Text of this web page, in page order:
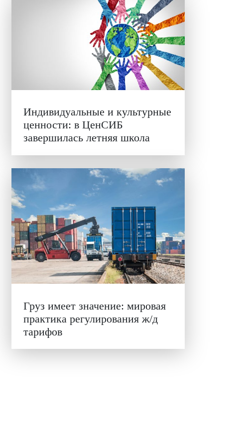
а
и сам
и
в сам
его
не
Иллюзия безопасности:
исследовали влияние ИИ
решения врачей
Индивидуальные и
ценности: в ЦенСИБ
завершилась летняя школа